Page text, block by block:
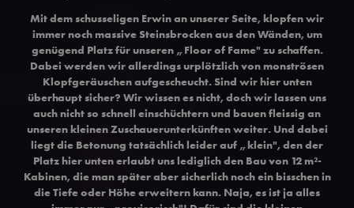
Mit dem schusseligen Erwin an unserer Seite, klopfen wir
immer noch massive Steinsbrocken aus den Wänden, um
genügend Platz für unseren „Floor of Fame" zu schaffen.
Dabei werden wir allerdings urplötzlich von monströsen
Klopfgeräuschen aufgescheucht. Sind wir hier unten
überhaupt sicher? Wir wissen es nicht, doch wir lassen uns
auch nicht so schnell einschüchtern und bauen fleissig an
unseren kleinen Zuschauerunterkünften weiter. Und dabei
liegt die Betonung tatsächlich leider auf „klein", den der
Platz hier unten erlaubt uns lediglich den Bau von 12 m²-
Kabinen, die man später aber sicherlich noch ein bisschen in
die Tiefe oder Höhe erweitern kann. Naja, es ist ja alles